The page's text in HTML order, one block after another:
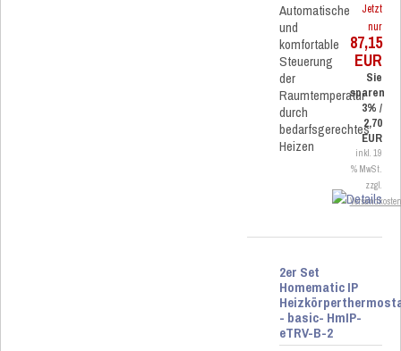
Automatische
und
komfortable
Steuerung
der
Raumtemperatur
durch
bedarfsgerechtes
Heizen
Jetzt
nur
87,15
EUR
Sie
sparen
3% /
2,70
EUR
inkl. 19
% MwSt.
zzgl.
Versandkosten
2er Set
Homematic IP
- basic- HmIP-
eTRV-B-2